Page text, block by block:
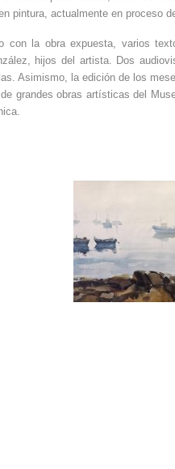
pintura, actualmente en proceso
la obra expuesta, varios
hijos del artista. Dos
Asimismo, la edición de los
grandes obras artísticas del